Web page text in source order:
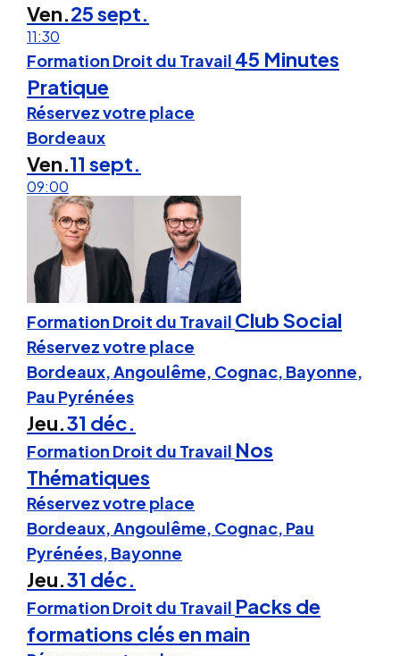
Ven.25 sept.
11:30
Formation Droit du Travail 45 Minutes
Pratique
Réservez votre place
Bordeaux
Ven.11 sept.
09:00
Formation Droit du Travail Club Social
Réservez votre place
Bordeaux, Angoulême, Cognac, Bayonne,
Pau Pyrénées
Jeu.31 déc.
Formation Droit du Travail Nos
Thématiques
Réservez votre place
Bordeaux, Angoulême, Cognac, Pau
Pyrénées, Bayonne
Jeu.31 déc.
Formation Droit du Travail Packs de
formations clés en main